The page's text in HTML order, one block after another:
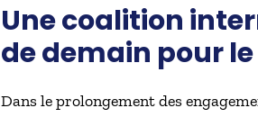
Une coalition
de demain pour
Dans le prolongement des